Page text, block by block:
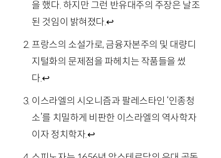
을 했다. 하지만 그런 반유대주의 주장은 날조
된 것임이 밝혀졌다.↩
프랑스의 소설가로, 금융자본주의 및 대량디
지털화의 문제점을 파헤치는 작품들을 썼
다.↩
이스라엘의 시오니즘과 팔레스타인 ‘인종청
소’를 치밀하게 비판한 이스라엘의 역사학자
이자 정치학자.↩